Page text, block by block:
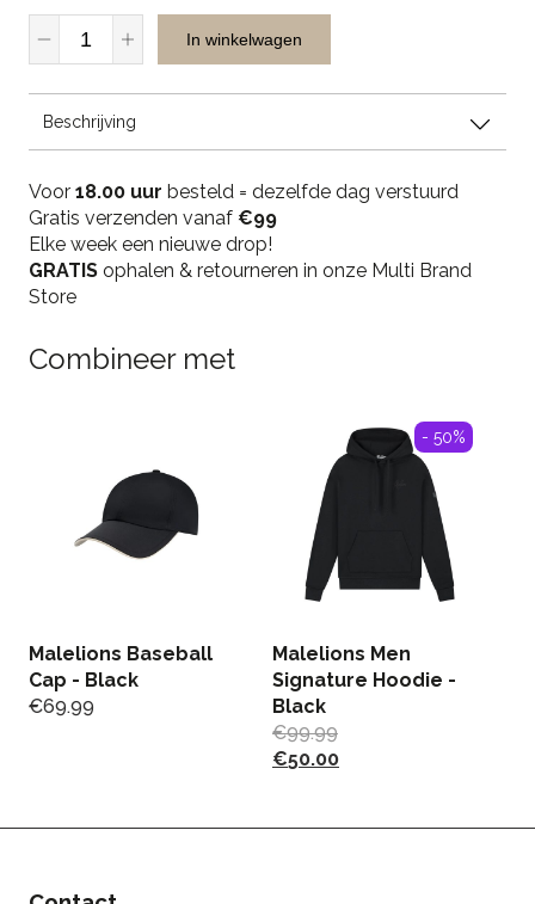
Casual
Men
-
Dark
Blue/Kit
quantity
In winkelwagen
Beschrijving
Voor 18.00 uur besteld = dezelfde dag verstuurd
Gratis verzenden vanaf €99
Elke week een nieuwe drop!
GRATIS ophalen & retourneren in onze Multi Brand
Store
Combineer met
Malelions Baseball
Cap - Black
€69.99
- 50%
Malelions Men
Signature Hoodie -
Black
€99.99
€50.00